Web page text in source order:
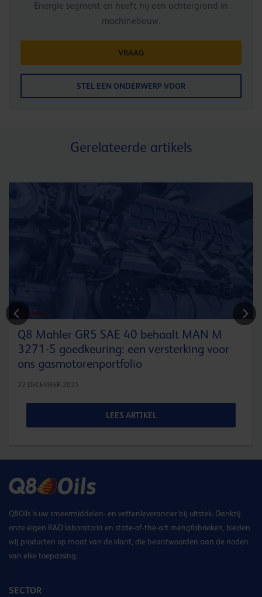
Energie segment en heeft hij een achtergrond in
machinebouw.
VRAAG
STEL EEN ONDERWERP VOOR
Gerelateerde artikels
ENERGIE
Q8 Mahler GR5 SAE 40 behaalt MAN M
3271-5 goedkeuring: een versterking voor
ons gasmotorenportfolio
22 DECEMBER 2025
LEES ARTIKEL
Q8Oils is uw smeermiddelen- en vettenleverancier bij uitstek. Dankzij
onze eigen R&D laboratoria en state-of-the-art mengfabrieken, bieden
wij producten op maat van de klant, die beantwoorden aan de noden
van elke toepassing.
SECTOR